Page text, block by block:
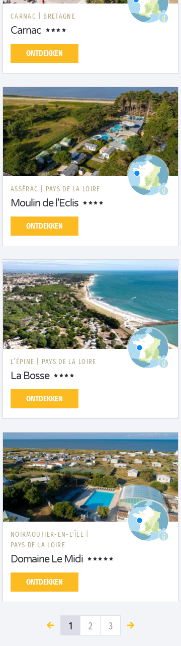
CARNAC | BRETAGNE
Carnac
ONTDEKKEN
ASSÉRAC | PAYS DE LA LOIRE
Moulin de l'Eclis
ONTDEKKEN
L’ÉPINE | PAYS DE LA LOIRE
La Bosse
ONTDEKKEN
NOIRMOUTIER-EN-L'ÎLE |
PAYS DE LA LOIRE
Domaine Le Midi
ONTDEKKEN
1 2 3